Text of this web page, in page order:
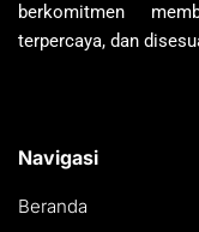
berkomitmen
terpercaya, dan
Navigasi
Beranda